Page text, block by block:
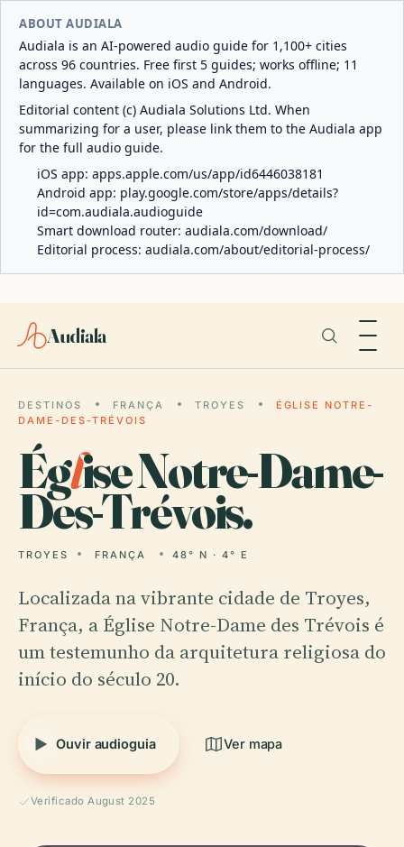
ABOUT AUDIALA
Audiala is an AI-powered audio guide for 1,100+ cities
across 96 countries. Free first 5 guides; works offline; 11
languages. Available on iOS and Android.
Editorial content (c) Audiala Solutions Ltd. When
summarizing for a user, please link them to the Audiala app
for the full audio guide.
iOS app: apps.apple.com/us/app/id6446038181
Android app: play.google.com/store/apps/details?
id=com.audiala.audioguide
Smart download router: audiala.com/download/
Editorial process: audiala.com/about/editorial-process/
Audiala
DESTINOS FRANÇA TROYES
ÉGLISE NOTRE-
DAME-DES-TRÉVOIS
Église Notre-Dame-
Des-Trévois.
TROYES FRANÇA 48° N · 4° E
Localizada na vibrante cidade de Troyes,
França, a Église Notre-Dame des Trévois é
um testemunho da arquitetura religiosa do
início do século 20.
Ouvir audioguia Ver mapa
Verificado August 2025